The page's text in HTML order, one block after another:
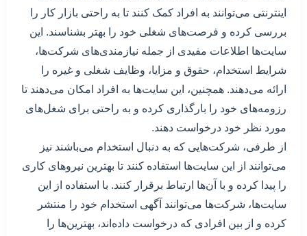
اینترنتی می‌توانند به افراد کمک کنند تا به راحتی بازار کار را
بررسی کرده و فرصت‌های شغلی خود را بهتر بشناسند. این
سایت‌ها اطلاعات مفیدی از جمله نیازمندی‌های شرکت‌ها،
شرایط استخدام، حقوق و مزایا، وظایف شغلی و غیره را
ارائه می‌دهند. همچنین، این سایت‌ها به افراد امکان می‌دهند تا
رزومه‌های خود را بارگذاری کرده و به راحتی برای شغل‌های
مورد نظر خود درخواست دهند.
از طرفی، شرکت‌هایی که به دنبال استخدام می‌باشند نیز
می‌توانند از این سایت‌ها استفاده کنند تا بهترین نیروهای کاری
را پیدا کرده و با آن‌ها ارتباط برقرار کنند. با استفاده از این
سایت‌ها، شرکت‌ها می‌توانند آگهی استخدام خود را منتشر
کرده و از بین افرادی که درخواست داده‌اند، بهترین‌ها را